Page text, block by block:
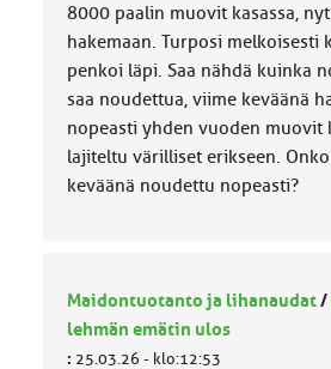
8000 paalin muovit kasassa,
hakemaan. Turposi melkoisesti
penkoi läpi. Saa nähdä kuinka
saa noudettua, viime keväänä
nopeasti yhden vuoden muovit
lajiteltu värilliset erikseen.
keväänä noudettu nopeasti?
Maidontuotanto ja lihanaudat/
lehmän emätin ulos
: 25.03.26 - klo:12:53